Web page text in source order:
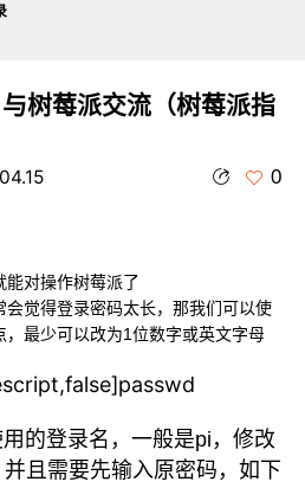
树莓派交流（树莓派指
0
能对操作树莓派了
会觉得登录密码太长，那我们可以使
，最少可以改为1位数字或英文字母
的登录名，一般是pi，修改
且需要先输入原密码，如下